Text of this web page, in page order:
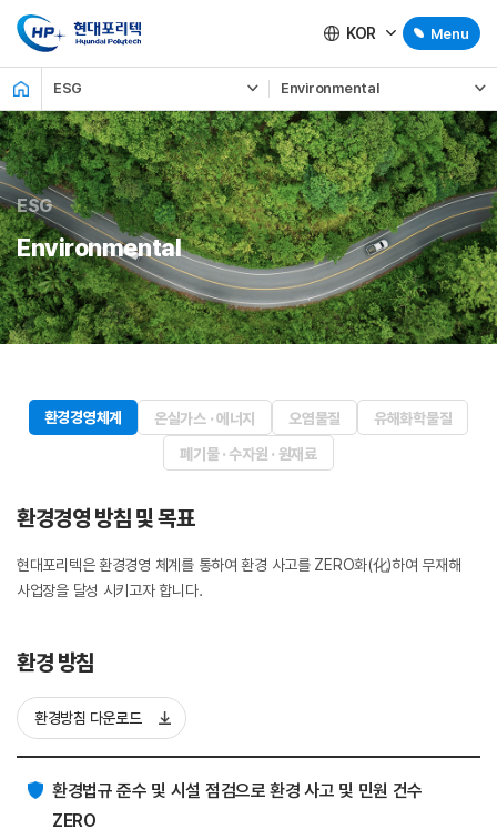
KOR Menu
ESG Environmental
ESG
Environmental
환경경영체계 온실가스 · 에너지 오염물질
유해화학물질
폐기물 · 수자원 · 원재료
환경경영 방침 및 목표
현대포리텍은 환경경영 체계를 통하여 환경 사고를 ZERO화(化)하여 무재해
사업장을 달성 시키고자 합니다.
환경 방침
환경방침 다운로드
환경법규 준수 및 시설 점검으로 환경 사고 및 민원 건수
ZERO